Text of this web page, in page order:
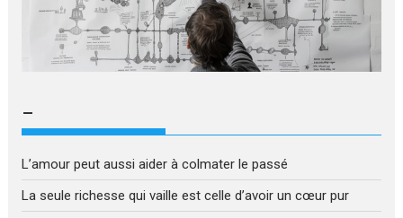
–
L’amour peut aussi aider à colmater le passé
La seule richesse qui vaille est celle d’avoir un cœur pur